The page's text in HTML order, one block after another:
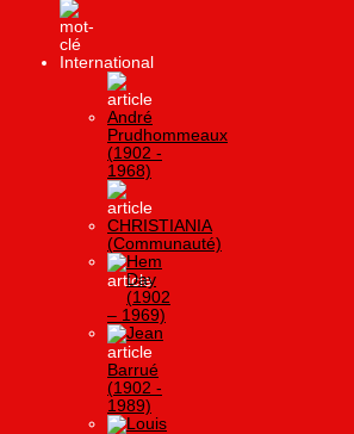
International
André
Prudhommeaux
(1902 -
1968)
CHRISTIANIA
(Communauté)
Hem
Day
(1902
– 1969)
Jean
Barrué
(1902 -
1989)
Louis